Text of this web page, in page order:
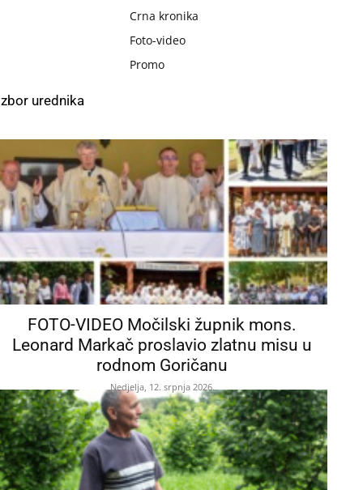
Crna kronika
Foto-video
Promo
urednika
FOTO-VIDEO Močilski župnik mons.
Leonard Markač proslavio zlatnu misu u
rodnom Goričanu
Nedjelja, 12. srpnja 2026.